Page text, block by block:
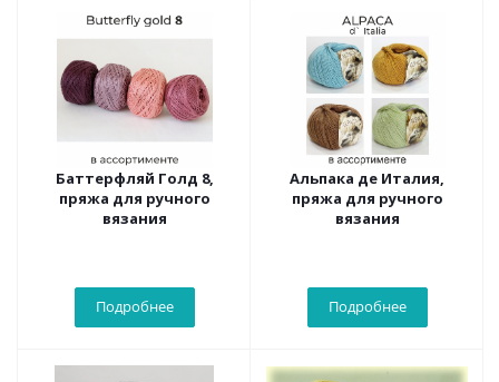
Баттерфляй Голд 8,
пряжа для ручного
вязания
Подробнее
Альпака де Италия,
пряжа для ручного
вязания
Подробнее